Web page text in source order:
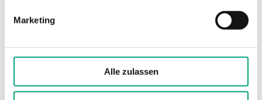
Marketing
Alle zulassen
Eintauchlänge Messelement
Elektrischer Kontakt
Mikroschalter (Wechsler)